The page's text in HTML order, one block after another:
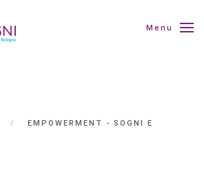
Menu
EMPOWERMENT - SOGNI E